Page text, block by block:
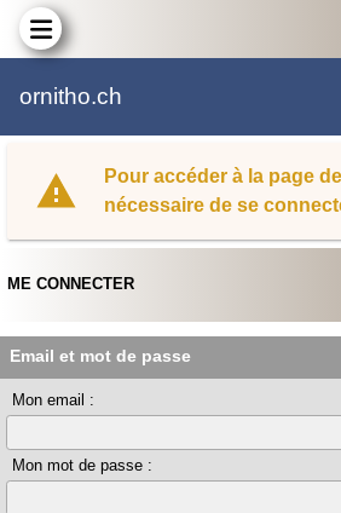
ornitho.ch
Pour accéder à la page
nécessaire de se
ME CONNECTER
Email et mot de passe
Mon email :
Mon mot de passe :